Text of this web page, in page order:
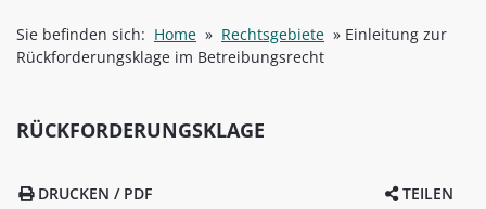
Sie befinden sich: Home » Rechtsgebiete » Einleitung zur
Rückforderungsklage im Betreibungsrecht
RÜCKFORDERUNGSKLAGE
TEILEN
DRUCKEN / PDF